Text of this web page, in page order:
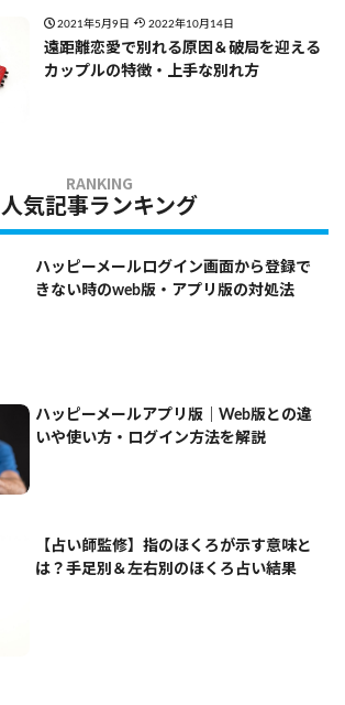
2021年5月9日 2022年10月14日
遠距離恋愛で別れる原因＆破局を迎える
カップルの特徴・上手な別れ方
人気記事ランキング
ハッピーメールログイン画面から登録で
きない時のweb版・アプリ版の対処法
ハッピーメールアプリ版｜Web版との違
いや使い方・ログイン方法を解説
【占い師監修】指のほくろが示す意味と
は？手足別＆左右別のほくろ占い結果